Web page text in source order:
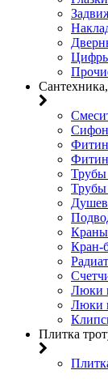
Трубы
Трубы
Кран-
Люки
Люки
Плитка